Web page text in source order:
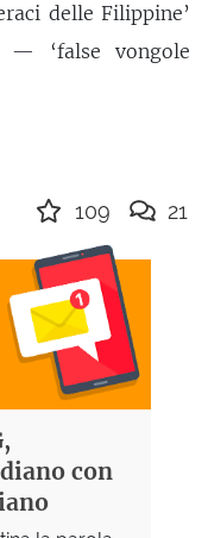
delle Filippine’
‘false vongole
109 21
con